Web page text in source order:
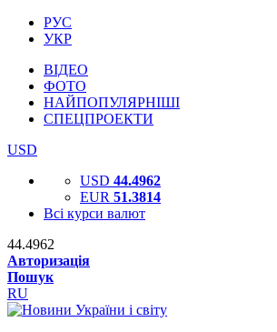
РУС
УКР
ВІДЕО
ФОТО
НАЙПОПУЛЯРНІШІ
СПЕЦПРОЕКТИ
USD
USD 44.4962
EUR 51.3814
Всі курси валют
44.4962
Авторизація
Пошук
RU